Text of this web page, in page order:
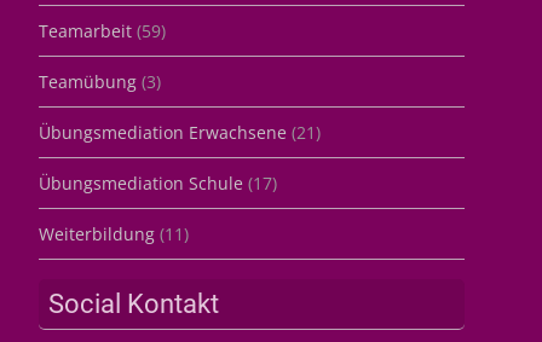
Teamarbeit (59)
Teamübung (3)
Übungsmediation Erwachsene (21)
Übungsmediation Schule (17)
Weiterbildung (11)
Social Kontakt